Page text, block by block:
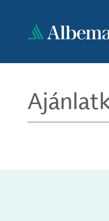
tartalomra